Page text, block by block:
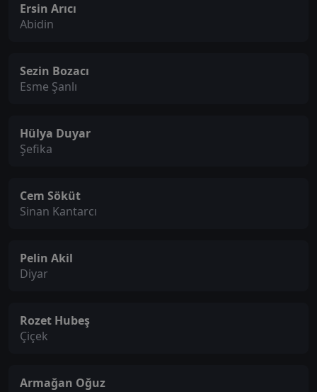
Ersin Arıcı
Abidin
Sezin Bozacı
Esme Şanlı
Hülya Duyar
Şefika
Cem Söküt
Sinan Kantarcı
Pelin Akil
Diyar
Rozet Hubeş
Çiçek
Armağan Oğuz